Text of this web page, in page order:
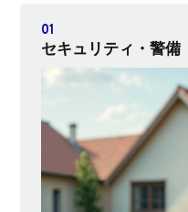
セキュリティ・警備